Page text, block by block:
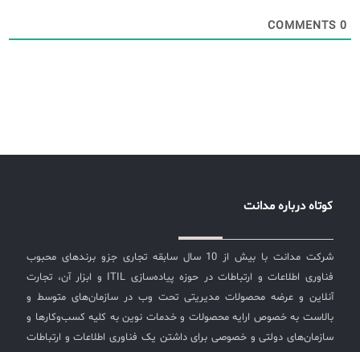
0
کوتاه درباره مدانت
شرکت مدانت با بیش از 10 سال سابقه تجاری جزو برندهای محبوب
فناوری اطلاعات و ارتباطات در حوزه پیاده‌سازی ITIL و ابزار آن، تجارت
آنلاین و عرضه محصولات مدیریتی تحت وب در سازمان‌های متوسط و
بالاست به خصوص ارایه محصولات و خدمات نوین به کلیه کسب‌وکارها و
سازمان‌های دولتی و خصوصی برای داشتن یک فناوری اطلاعات و ارتباطات